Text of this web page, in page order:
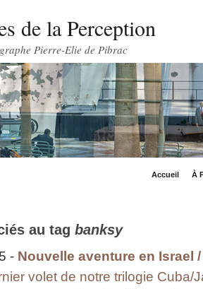
de la Perception
Pierre-Elie de Pibrac
Accueil À
au tag banksy
- Nouvelle aventure en Israel
volet de notre trilogie Cuba/